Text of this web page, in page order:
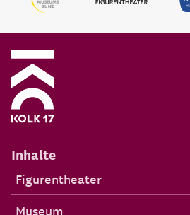
Mitglied im: